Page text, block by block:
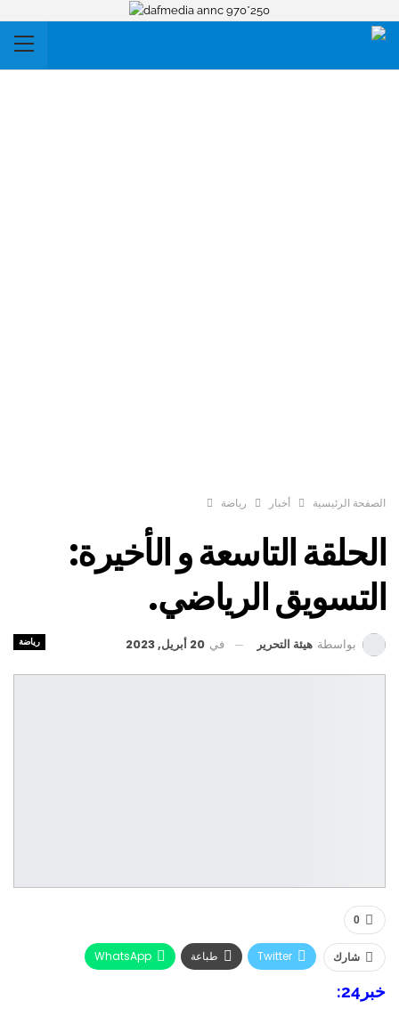
الصفحة الرئيسية أخبار رياضة
الحلقة التاسعة و الأخيرة:
التسويق الرياضي.
رياضة بواسطة هيئة التحرير في 20 أبريل, 2023
0
شارك Twitter طباعة
WhatsApp
خبر24 :